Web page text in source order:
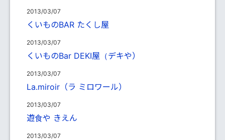
2013/03/07
くいものBAR たくし屋
2013/03/07
くいものBar DEKI屋（デキや）
2013/03/07
La.miroir（ラ ミロワール）
2013/03/07
遊食や きえん
2013/03/07